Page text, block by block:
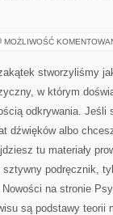
MOŻLIWOŚĆ
stworzyliśmy
w którym
odkrywania. Jeśli
dźwięków albo
tu materiały
sztywny podręcznik,
na stronie
są podstawy